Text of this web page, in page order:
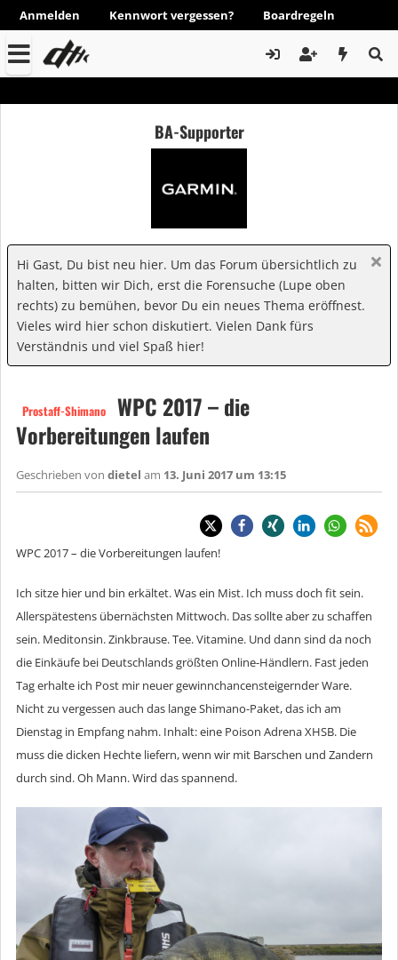
Anmelden Kennwort vergessen? Boardregeln
BA-Supporter
Hi Gast, Du bist neu hier. Um das Forum übersichtlich zu
halten, bitten wir Dich, erst die Forensuche (Lupe oben
rechts) zu bemühen, bevor Du ein neues Thema eröffnest.
Vieles wird hier schon diskutiert. Vielen Dank fürs
Verständnis und viel Spaß hier!
Prostaff-Shimano
WPC 2017 – die
Vorbereitungen laufen
Geschrieben von dietel am 13. Juni 2017 um 13:15
WPC 2017 – die Vorbereitungen laufen!
Ich sitze hier und bin erkältet. Was ein Mist. Ich muss doch fit sein.
Allerspätestens übernächsten Mittwoch. Das sollte aber zu schaffen
sein. Meditonsin. Zinkbrause. Tee. Vitamine. Und dann sind da noch
die Einkäufe bei Deutschlands größten Online-Händlern. Fast jeden
Tag erhalte ich Post mir neuer gewinnchancensteigernder Ware.
Nicht zu vergessen auch das lange Shimano-Paket, das ich am
Dienstag in Empfang nahm. Inhalt: eine Poison Adrena XHSB. Die
muss die dicken Hechte liefern, wenn wir mit Barschen und Zandern
durch sind. Oh Mann. Wird das spannend.